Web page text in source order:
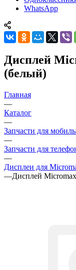
Дисплей
(белый)
Главная
—
Каталог
Запчасти для
Запчасти для
Дисплеи для
Дисплей